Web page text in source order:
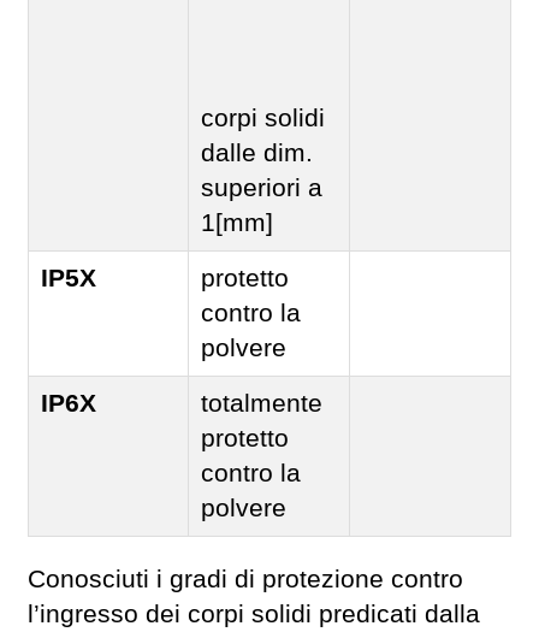
corpi solidi
dalle dim.
superiori a
1[mm]
IP5X
protetto
contro la
polvere
IP6X
totalmente
protetto
contro la
polvere
Conosciuti i gradi di protezione contro
l’ingresso dei corpi solidi predicati dalla